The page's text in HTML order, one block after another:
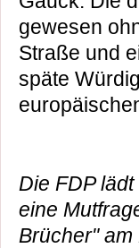
gewesen
Straße und
späte
Die FDP
eine
Brücher"